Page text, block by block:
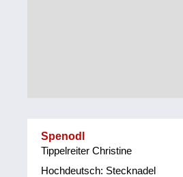
Spenodl
Tippelreiter Christine
Hochdeutsch: Stecknadel